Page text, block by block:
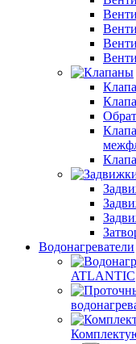
Водонагреватели
ATLANTIC